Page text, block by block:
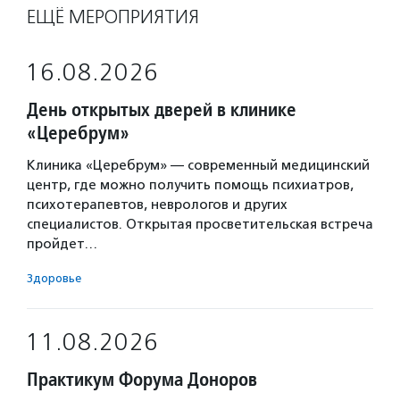
ЕЩЁ МЕРОПРИЯТИЯ
16.08.2026
День открытых дверей в клинике
«Церебрум»
Клиника «Церебрум» — современный медицинский
центр, где можно получить помощь психиатров,
психотерапевтов, неврологов и других
специалистов. Открытая просветительская встреча
пройдет…
Здоровье
11.08.2026
Практикум Форума Доноров